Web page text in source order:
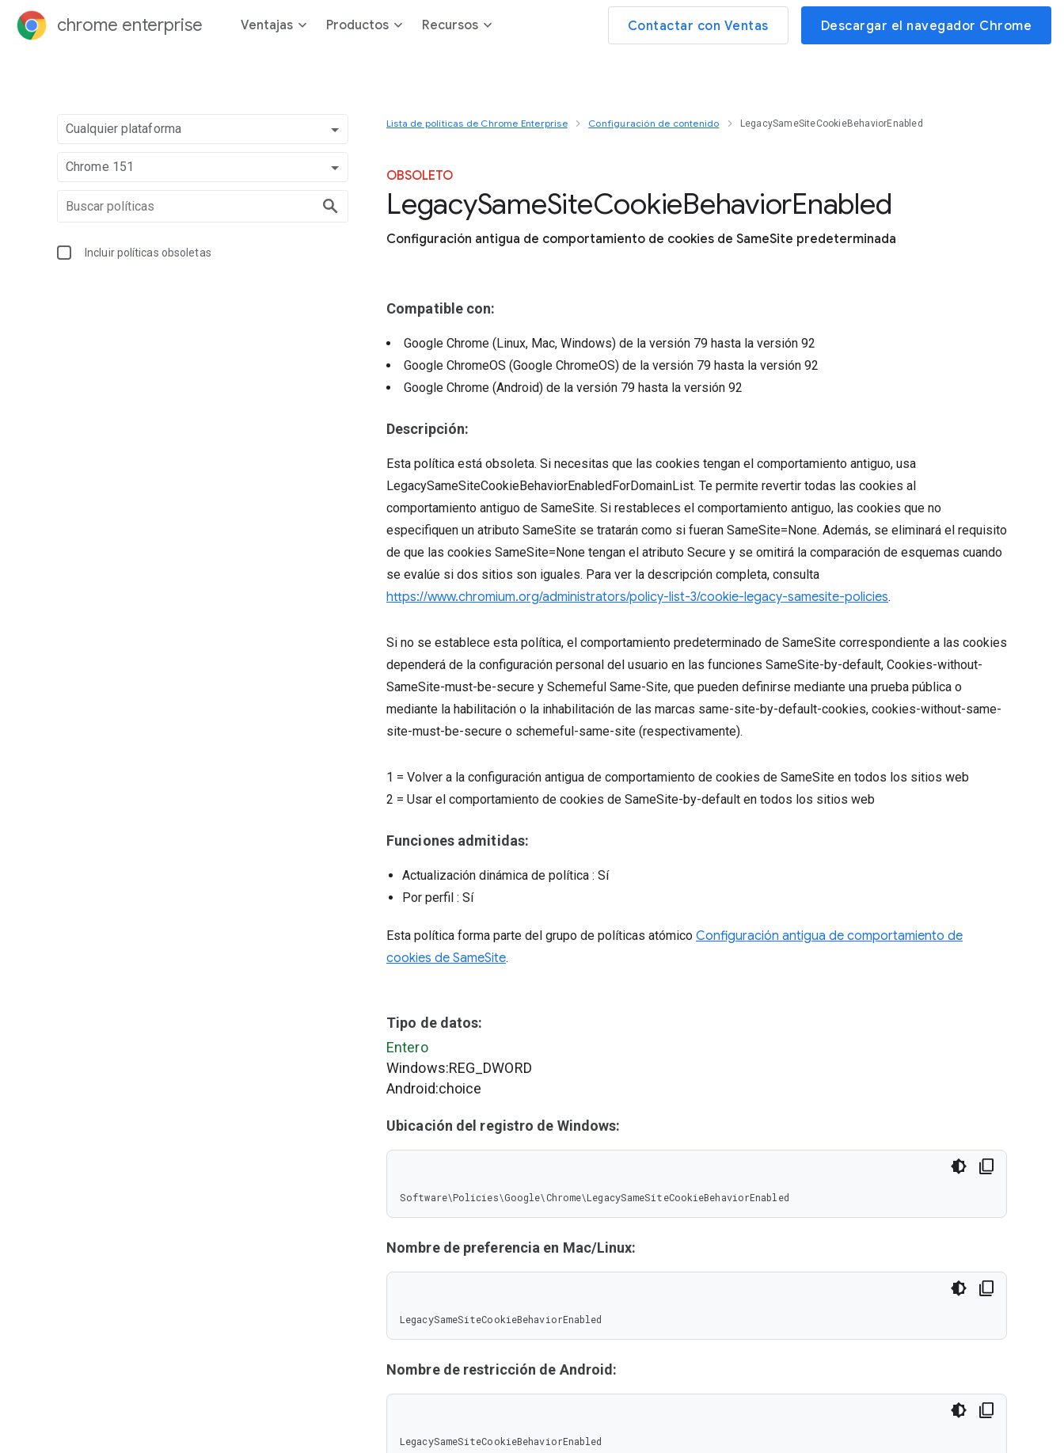
chrome enterprise Ventajas Productos Recursos Contactar con Ventas Descargar el navegador Chrome
Cualquier plataforma
Chrome 151
Incluir políticas obsoletas
Lista de políticas de Chrome Enterprise Configuración de contenido LegacySameSiteCookieBehaviorEnabled
OBSOLETO
LegacySameSiteCookieBehaviorEnabled
Configuración antigua de comportamiento de cookies de SameSite predeterminada
Compatible con:
Google Chrome (Linux, Mac, Windows) de la versión 79 hasta la versión 92
Google ChromeOS (Google ChromeOS) de la versión 79 hasta la versión 92
Google Chrome (Android) de la versión 79 hasta la versión 92
Descripción:
Esta política está obsoleta. Si necesitas que las cookies tengan el comportamiento antiguo, usa
LegacySameSiteCookieBehaviorEnabledForDomainList. Te permite revertir todas las cookies al
comportamiento antiguo de SameSite. Si restableces el comportamiento antiguo, las cookies que no
especifiquen un atributo SameSite se tratarán como si fueran SameSite=None. Además, se eliminará el requisito
de que las cookies SameSite=None tengan el atributo Secure y se omitirá la comparación de esquemas cuando
se evalúe si dos sitios son iguales. Para ver la descripción completa, consulta
https://www.chromium.org/administrators/policy-list-3/cookie-legacy-samesite-policies.
Si no se establece esta política, el comportamiento predeterminado de SameSite correspondiente a las cookies
dependerá de la configuración personal del usuario en las funciones SameSite-by-default, Cookies-without-
SameSite-must-be-secure y Schemeful Same-Site, que pueden definirse mediante una prueba pública o
mediante la habilitación o la inhabilitación de las marcas same-site-by-default-cookies, cookies-without-same-
site-must-be-secure o schemeful-same-site (respectivamente).
1 = Volver a la configuración antigua de comportamiento de cookies de SameSite en todos los sitios web
2 = Usar el comportamiento de cookies de SameSite-by-default en todos los sitios web
Funciones admitidas:
Actualización dinámica de política : Sí
Por perfil : Sí
Esta política forma parte del grupo de políticas atómico Configuración antigua de comportamiento de
cookies de SameSite.
Tipo de datos:
Entero
Windows:REG_DWORD
Android:choice
Ubicación del registro de Windows:
Software\Policies\Google\Chrome\LegacySameSiteCookieBehaviorEnabled
Nombre de preferencia en Mac/Linux:
LegacySameSiteCookieBehaviorEnabled
Nombre de restricción de Android:
LegacySameSiteCookieBehaviorEnabled